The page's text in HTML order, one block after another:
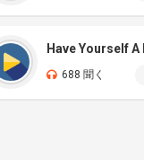
688 聞く